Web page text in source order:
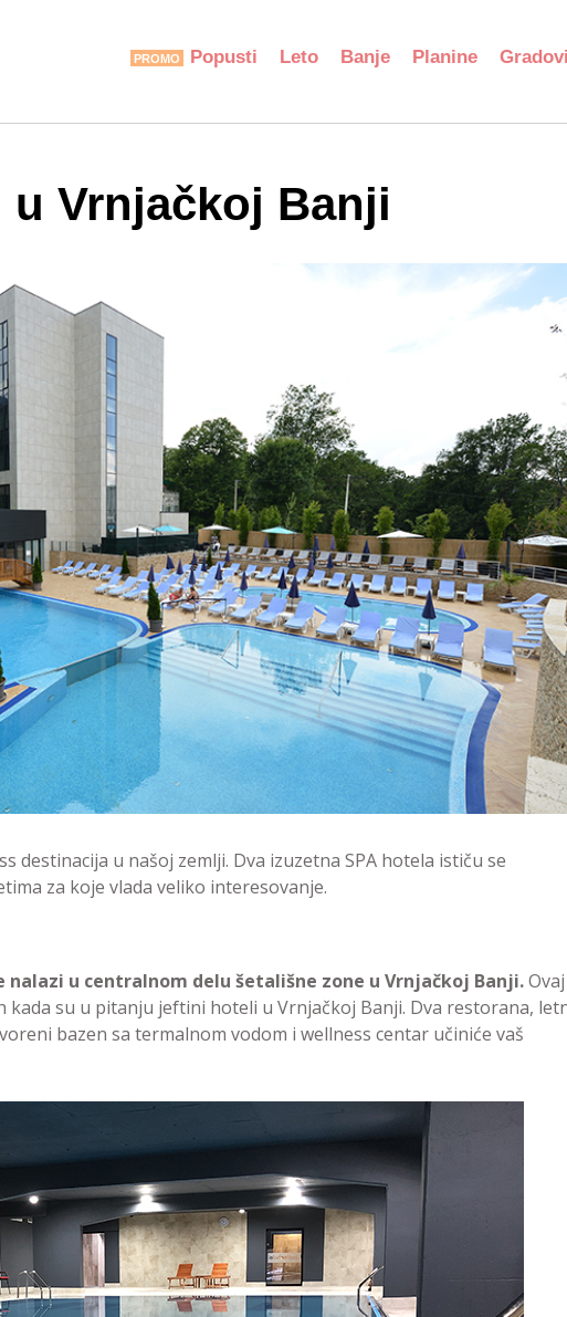
Popusti Leto Banje Planine Gradovi
u Vrnjačkoj Banji
destinacija u našoj zemlji. Dva izuzetna SPA hotela ističu se
za koje vlada veliko interesovanje.
nalazi u centralnom delu šetališne zone u Vrnjačkoj Banji.Ovaj
kada su u pitanju jeftini hoteli u Vrnjačkoj Banji. Dva restorana,
bazen sa termalnom vodom i wellness centar učiniće vaš